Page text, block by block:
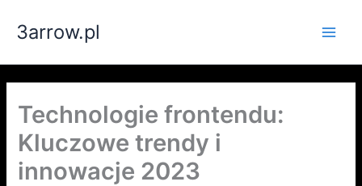
3arrow.pl
Technologie frontendu:
Kluczowe trendy i
innowacje 2023